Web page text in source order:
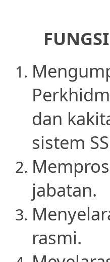
dan
sistem
jabatan.
rasmi.